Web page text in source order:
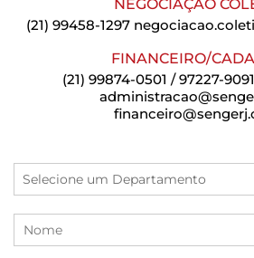
NEGOCIAÇÃO
(21) 99458-1297
FINANCEIRO/
(21) 99874-0501 / 97227-